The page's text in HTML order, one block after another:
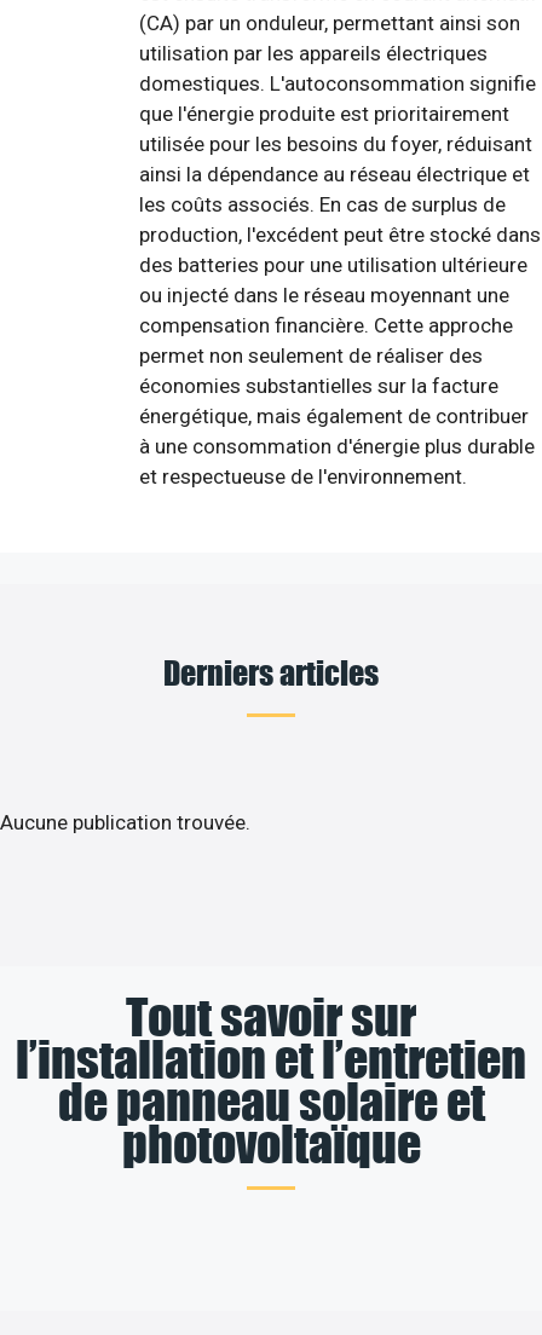
(CA) par un onduleur, permettant ainsi son
utilisation par les appareils électriques
domestiques. L'autoconsommation signifie
que l'énergie produite est prioritairement
utilisée pour les besoins du foyer, réduisant
ainsi la dépendance au réseau électrique et
les coûts associés. En cas de surplus de
production, l'excédent peut être stocké dans
des batteries pour une utilisation ultérieure
ou injecté dans le réseau moyennant une
compensation financière. Cette approche
permet non seulement de réaliser des
économies substantielles sur la facture
énergétique, mais également de contribuer
à une consommation d'énergie plus durable
et respectueuse de l'environnement.
Derniers articles
Aucune publication trouvée.
Tout savoir sur
l’installation et l’entretien
de panneau solaire et
photovoltaïque